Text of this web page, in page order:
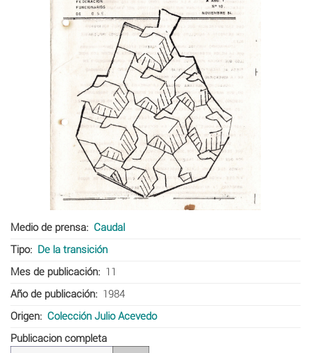
Medio de prensa
Caudal
Tipo
De la transición
Mes de publicación
11
Año de publicación
1984
Origen
Colección Julio Acevedo
Publicacion completa